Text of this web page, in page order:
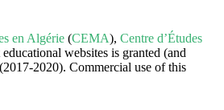
en Algérie (CEMA), Centre d’Études
websites is granted (and
2020). Commercial use of this